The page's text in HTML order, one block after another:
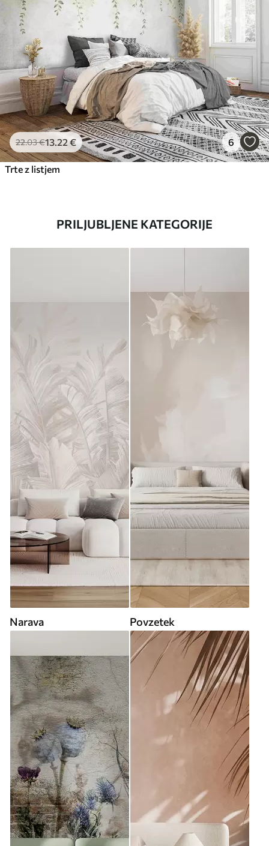
22.03€13 .22 € 6
Trte z listjem
PRILJUBLJENE KATEGORIJE
Narava Povzetek